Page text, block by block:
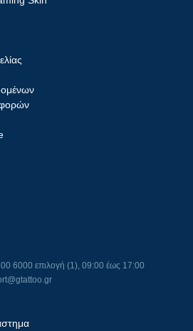
6000 επιλογή (1), 09:00 έως 17:00